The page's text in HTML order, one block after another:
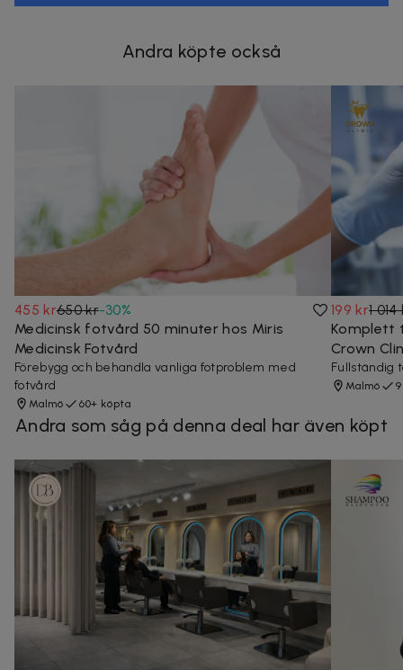
Andra köpte också
455 kr650 kr-30%
Medicinsk fotvård 50 minuter hos Miris
Medicinsk Fotvård
Förebygg och behandla vanliga fotproblem med
fotvård
Malmö 60+ köpta
199 kr1
Komplett
Crown
Fullständig
Malmö
Andra som såg på denna deal har även köpt